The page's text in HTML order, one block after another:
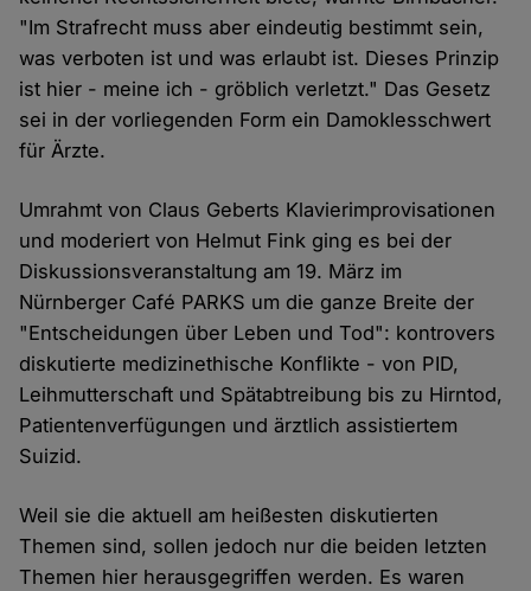
"Im Strafrecht muss aber eindeutig bestimmt sein,
was verboten ist und was erlaubt ist. Dieses Prinzip
ist hier - meine ich - gröblich verletzt." Das Gesetz
sei in der vorliegenden Form ein Damoklesschwert
für Ärzte.
Umrahmt von Claus Geberts Klavierimprovisationen
und moderiert von Helmut Fink ging es bei der
Diskussionsveranstaltung am 19. März im
Nürnberger Café PARKS um die ganze Breite der
"Entscheidungen über Leben und Tod": kontrovers
diskutierte medizinethische Konflikte - von PID,
Leihmutterschaft und Spätabtreibung bis zu Hirntod,
Patientenverfügungen und ärztlich assistiertem
Suizid.
Weil sie die aktuell am heißesten diskutierten
Themen sind, sollen jedoch nur die beiden letzten
Themen hier herausgegriffen werden. Es waren